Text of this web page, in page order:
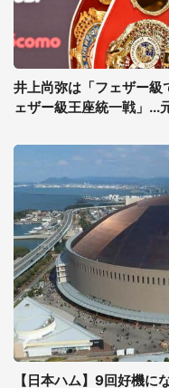
井上尚弥は「フェザー級
ェザー級王座統一戦」...
【日本ハム】9回好機に